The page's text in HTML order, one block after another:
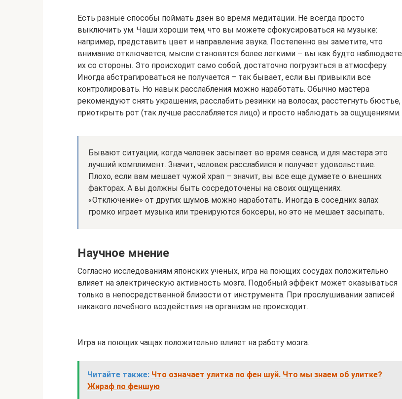
Есть разные способы поймать дзен во время медитации. Не всегда просто
выключить ум. Чаши хороши тем, что вы можете сфокусироваться на музыке:
например, представить цвет и направление звука. Постепенно вы заметите, что
внимание отключается, мысли становятся более легкими – вы как будто наблюдаете
их со стороны. Это происходит само собой, достаточно погрузиться в атмосферу.
Иногда абстрагироваться не получается – так бывает, если вы привыкли все
контролировать. Но навык расслабления можно наработать. Обычно мастера
рекомендуют снять украшения, расслабить резинки на волосах, расстегнуть бюстье,
приоткрыть рот (так лучше расслабляется лицо) и просто наблюдать за ощущениями.
Бывают ситуации, когда человек засыпает во время сеанса, и для мастера это
лучший комплимент. Значит, человек расслабился и получает удовольствие.
Плохо, если вам мешает чужой храп – значит, вы все еще думаете о внешних
факторах. А вы должны быть сосредоточены на своих ощущениях.
«Отключение» от других шумов можно наработать. Иногда в соседних залах
громко играет музыка или тренируются боксеры, но это не мешает засыпать.
Научное мнение
Согласно исследованиям японских ученых, игра на поющих сосудах положительно
влияет на электрическую активность мозга. Подобный эффект может оказываться
только в непосредственной близости от инструмента. При прослушивании записей
никакого лечебного воздействия на организм не происходит.
Игра на поющих чащах положительно влияет на работу мозга.
Читайте также: Что означает улитка по фен шуй. Что мы знаем об улитке?
Жираф по феншую